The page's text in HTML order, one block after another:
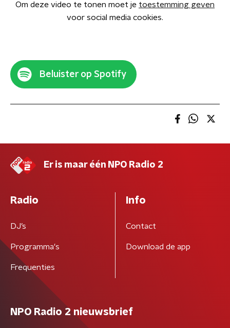
Om deze video te tonen moet je toestemming geven
voor social media cookies.
Beluister op Spotify
Er is maar één NPO Radio 2
Radio
DJ’s
Programma's
Frequenties
Info
Contact
Download de app
NPO Radio 2 nieuwsbrief